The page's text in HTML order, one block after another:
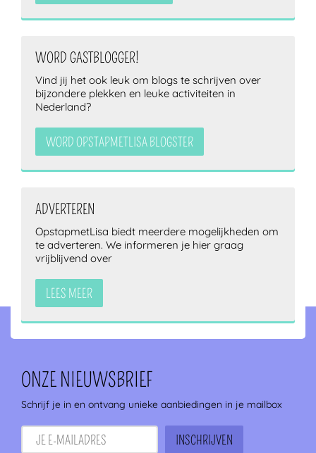
WORD GASTBLOGGER!
Vind jij het ook leuk om blogs te schrijven over
bijzondere plekken en leuke activiteiten in
Nederland?
WORD OPSTAPMETLISA BLOGSTER
ADVERTEREN
OpstapmetLisa biedt meerdere mogelijkheden om
te adverteren. We informeren je hier graag
vrijblijvend over
LEES MEER
ONZE NIEUWSBRIEF
Schrijf je in en ontvang unieke aanbiedingen in je mailbox